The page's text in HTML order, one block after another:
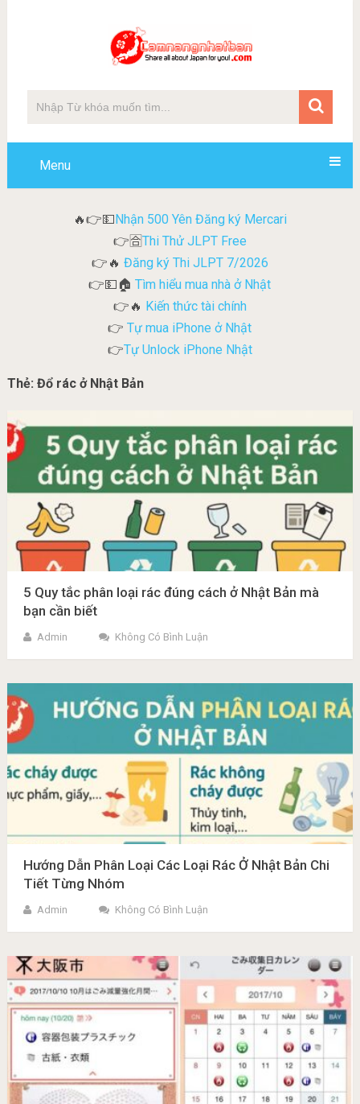
Menu
🔥👉💵Nhận 500 Yên Đăng ký Mercari
👉🈴Thi Thử JLPT Free
👉🔥 Đăng ký Thi JLPT 7/2026
👉💵🏠Tìm hiểu mua nhà ở Nhật
👉🔥 Kiến thức tài chính
👉 Tự mua iPhone ở Nhật
👉Tự Unlock iPhone Nhật
Thẻ: Đổ rác ở Nhật Bản
5 Quy tắc phân loại rác đúng cách ở Nhật Bản mà
bạn cần biết
Admin Không Có Bình Luận
Hướng Dẫn Phân Loại Các Loại Rác Ở Nhật Bản Chi
Tiết Từng Nhóm
Admin Không Có Bình Luận